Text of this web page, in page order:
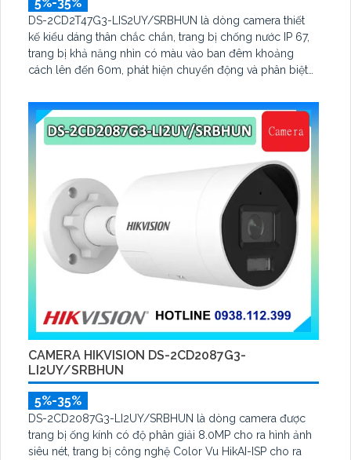
DS-2CD2T47G3-LIS2UY/SRBHUN là dòng camera thiết
kế kiểu dáng thân chắc chắn, trang bị chống nước IP 67,
trang bị khả năng nhìn có màu vào ban đêm khoảng
cách lên đến 60m, phát hiện chuyển động và phân biệt
CAMERA HIKVISION DS-2CD2087G3-
LI2UY/SRBHUN
5%-35%
DS-2CD2087G3-LI2UY/SRBHUN là dòng camera được
trang bị ống kính có độ phân giải 8.0MP cho ra hình ảnh
siêu nét, trang bị công nghệ Color Vu HikAI-ISP cho ra